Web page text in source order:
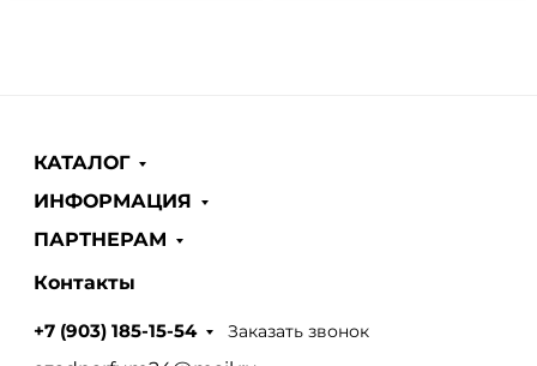
КАТАЛОГ
ИНФОРМАЦИЯ
ПАРТНЕРАМ
Контакты
+7 (903) 185-15-54 Заказать звонок